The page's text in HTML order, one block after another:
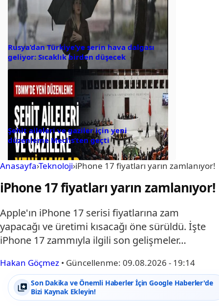
Rusya’dan Türkiye’ye serin hava dalgası
geliyor: Sıcaklık birden düşecek
Şehit aileleri ve gaziler için yeni
düzenleme Meclis’ten geçti
Anasayfa›Teknoloji›iPhone 17 fiyatları yarın zamlanıyor!
iPhone 17 fiyatları yarın zamlanıyor!
Apple'ın iPhone 17 serisi fiyatlarına zam
yapacağı ve üretimi kısacağı öne sürüldü. İşte
iPhone 17 zammıyla ilgili son gelişmeler…
Hakan Göçmez • Güncellenme: 09.08.2026 - 19:14
Son Dakika ve Önemli Haberler İçin Google Haberler'de
Bizi Kaynak Ekleyin!